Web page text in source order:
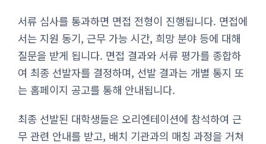
서류 심사를 통과하면 면접 전형이 진행됩니다. 면접에
서는 지원 동기, 근무 가능 시간, 희망 분야 등에 대해
질문을 받게 됩니다. 면접 결과와 서류 평가를 종합하
여 최종 선발자를 결정하며, 선발 결과는 개별 통지 또
는 홈페이지 공고를 통해 안내됩니다.
최종 선발된 대학생들은 오리엔테이션에 참석하여 근
무 관련 안내를 받고, 배치 기관과의 매칭 과정을 거쳐